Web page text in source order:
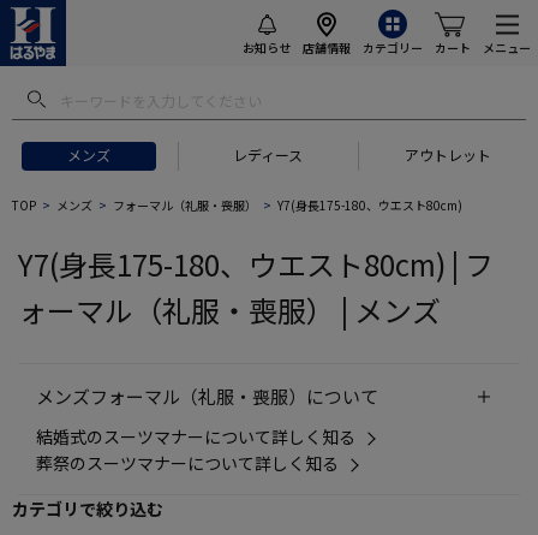
お知らせ 店舗情報 カテゴリー カート メニュー
メンズ レディース アウトレット
TOP メンズ フォーマル（礼服・喪服） Y7(身長175-180、ウエスト80cm)
Y7(身長175-180、ウエスト80cm) | フ
ォーマル（礼服・喪服） | メンズ
メンズフォーマル（礼服・喪服）について
結婚式のスーツマナーについて詳しく知る
葬祭のスーツマナーについて詳しく知る
カテゴリで絞り込む